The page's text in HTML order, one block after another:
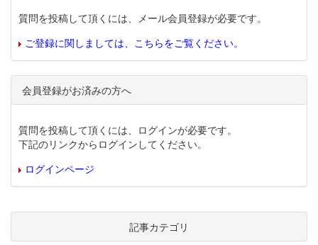
質問を投稿して頂くには、メール会員登録が必要です。
ご登録に関しましては、こちらをご覧ください。
会員登録がお済みの方へ
質問を投稿して頂くには、ログインが必要です。
下記のリンクからログインしてください。
ログインページ
記事カテゴリ